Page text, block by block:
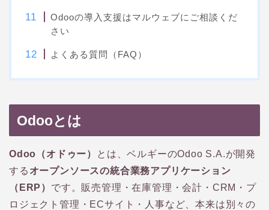
Odooの導入支援はマルウェブにご相談くだ
さい
よくある質問（FAQ）
Odooとは
Odoo（オドゥー）
とは、ベルギーのOdoo S.A.が開発
する オープンソースの統合業務アプリケーション
（ERP） です。販売管理・在庫管理・会計・CRM・プ
ロジェクト管理・ECサイト・人事など、本来は別々の